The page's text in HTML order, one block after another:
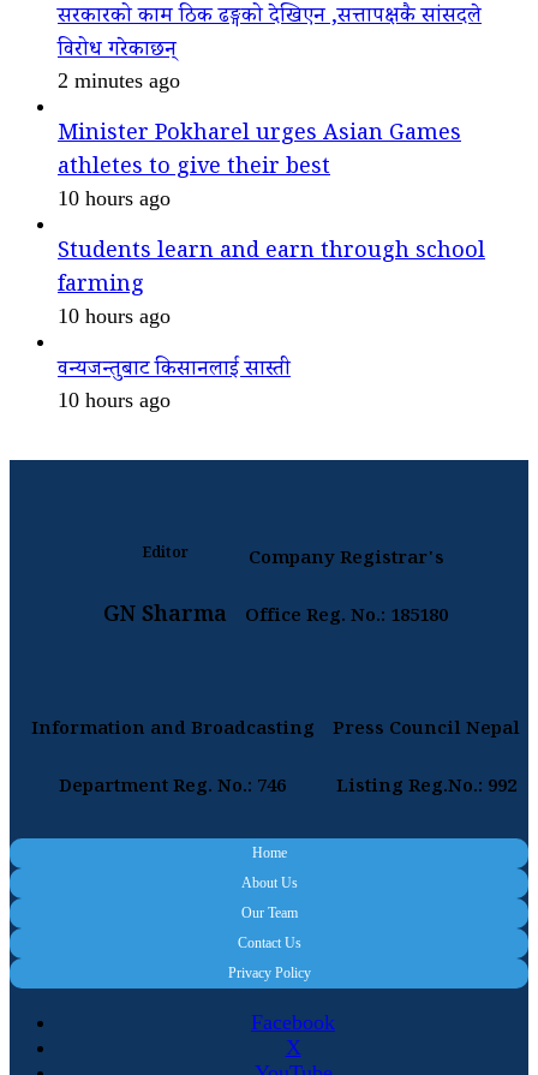
सरकारको काम ठिक ढङ्गको देखिएन ,सत्तापक्षकै सांसदले
विरोध गरेकाछन्
2 minutes ago
Minister Pokharel urges Asian Games
athletes to give their best
10 hours ago
Students learn and earn through school
farming
10 hours ago
वन्यजन्तुबाट किसानलाई सास्ती
10 hours ago
Editor
GN Sharma
Company Registrar's
Office Reg. No.: 185180
Information and Broadcasting
Department Reg. No.: 746
Press Council Nepal
Listing Reg.No.: 992
Home
About Us
Our Team
Contact Us
Privacy Policy
Facebook
X